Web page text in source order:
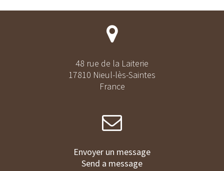
48 rue de la Laiterie
17810 Nieul-lès-Saintes
France
Envoyer un message
Send a message